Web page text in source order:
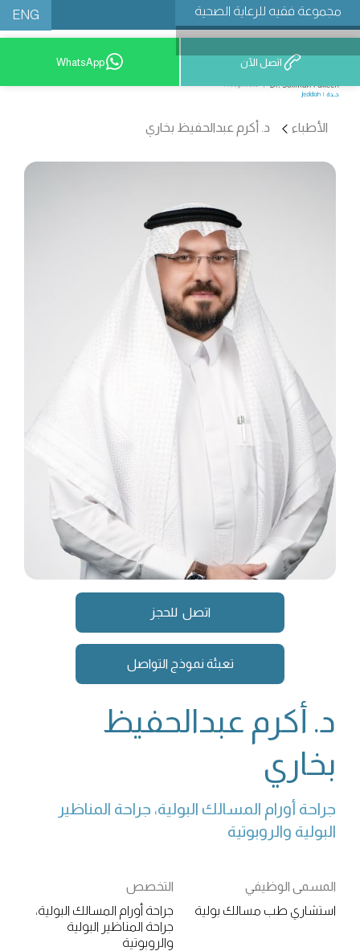
مجموعة فقيه للرعاية الصحية ENG
9200 12777 اتصل الآن WhatsApp
الأطباء د. أكرم عبدالحفيظ بخاري
اتصل للحجز
تعبئة نموذج التواصل
د. أكرم عبدالحفيظ
بخاري
جراحة أورام المسالك البولية، جراحة المناظير
البولية والروبوتية
المسمى الوظيفي
استشاري طب مسالك بولية
التخصص
جراحة أورام المسالك البولية،
جراحة المناظير البولية
والروبوتية